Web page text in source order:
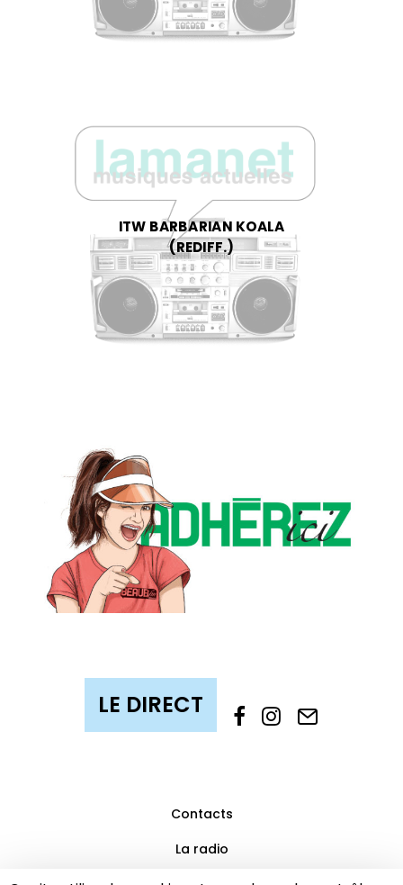
ITW BARBARIAN KOALA
(REDIFF.)
Contacts
La radio